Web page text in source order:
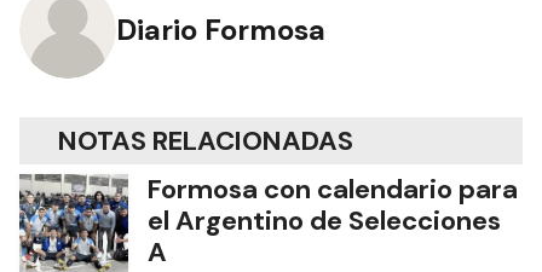
Diario Formosa
NOTAS RELACIONADAS
Formosa con calendario para
el Argentino de Selecciones
A